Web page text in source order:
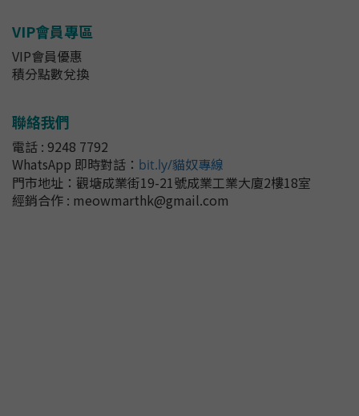
VIP會員專區
VIP會員優惠
積分點數兌換
聯絡我們
電話 : 9248 7792
WhatsApp 即時對話 ： bit.ly/貓奴專線
門市地址： 觀塘成業街19-21號成業工業大廈2樓18室
經銷合作 : meowmarthk@gmail.com